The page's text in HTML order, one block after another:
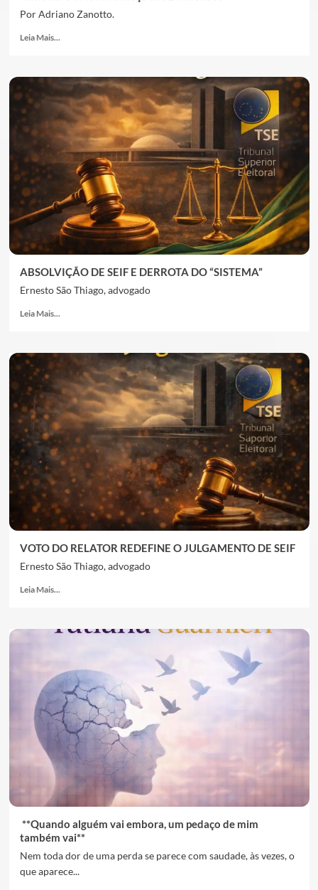
Por Adriano Zanotto.
Leia Mais...
ABSOLVIÇÃO DE SEIF E DERROTA DO “SISTEMA”
Ernesto São Thiago, advogado
Leia Mais...
VOTO DO RELATOR REDEFINE O JULGAMENTO DE SEIF
Ernesto São Thiago, advogado
Leia Mais...
**Quando alguém vai embora, um pedaço de mim
também vai**
Nem toda dor de uma perda se parece com saudade, às vezes, o
que aparece...